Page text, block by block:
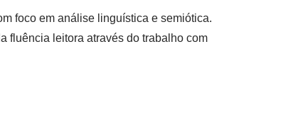
foco em análise linguística e semiótica.
fluência leitora através do trabalho com